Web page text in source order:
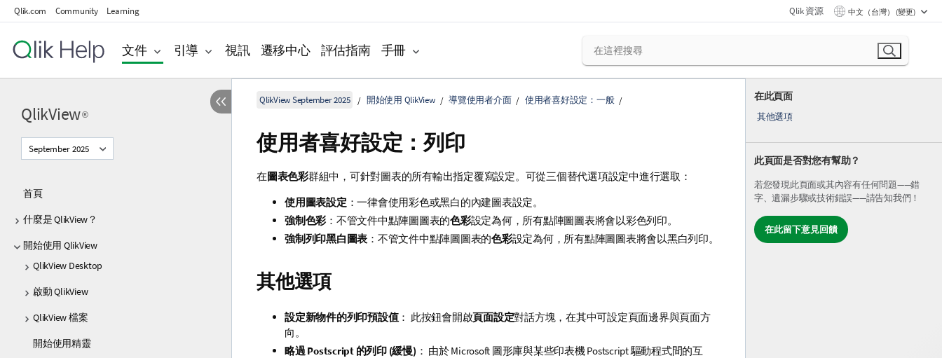
Qlik.com Community Learning Qlik 資源 中文（台灣） (變更)
文件 引導 視訊 遷移中心 評估指南 手冊
QlikView®
September 2025
首頁
什麼是 QlikView？
開始使用 QlikView
QlikView Desktop
啟動 QlikView
QlikView 檔案
開始使用精靈
在此頁面
其他選項
此頁面是否對您有幫助？
若您發現此頁面或其內容有任何問題——錯
字、遺漏步驟或技術錯誤——請告知我們！
在此留下意見回饋
QlikView September 2025 開始使用 QlikView 導覽使用者介面 使用者喜好設定：一般
使用者喜好設定：列印
在圖表色彩群組中，可針對圖表的所有輸出指定覆寫設定。可從三個替代選項設定中進行選取：
使用圖表設定 ：一律會使用彩色或黑白的內建圖表設定。
強制色彩 ：不管文件中點陣圖圖表的色彩設定為何，所有點陣圖圖表將會以彩色列印。
強制列印黑白圖表 ：不管文件中點陣圖圖表的色彩設定為何，所有點陣圖圖表將會以黑白列印。
其他選項
設定新物件的列印預設值： 此按鈕會開啟頁面設定對話方塊，在其中可設定頁面邊界與頁面方
向。
略過 Postscript 的列印 (緩慢) ： 由於 Microsoft 圖形庫與某些印表機 Postscript 驅動程式間的互